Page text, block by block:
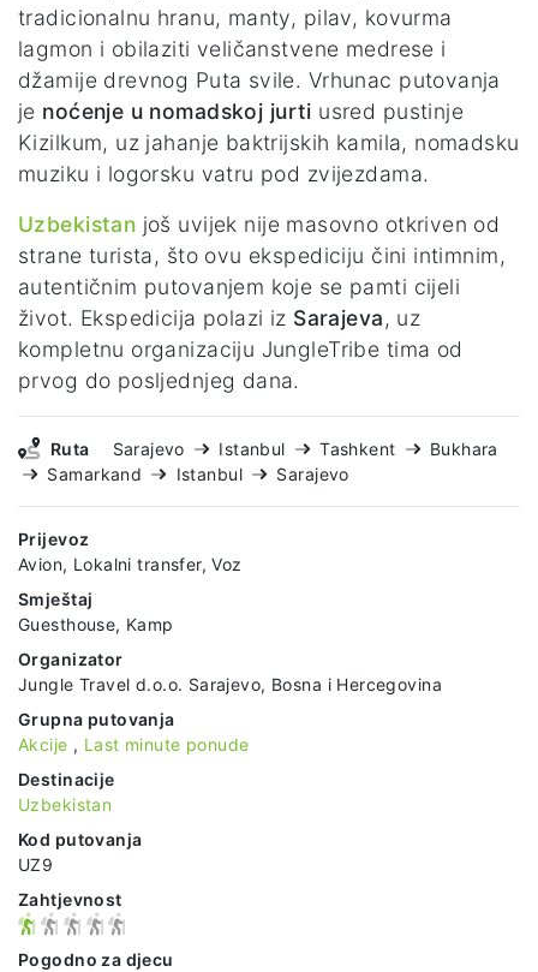
tradicionalnu hranu, manty, pilav, kovurma
lagmon i obilaziti veličanstvene medrese i
džamije drevnog Puta svile. Vrhunac putovanja
je noćenje u nomadskoj jurti usred pustinje
Kizilkum, uz jahanje baktrijskih kamila, nomadsku
muziku i logorsku vatru pod zvijezdama.
Uzbekistan još uvijek nije masovno otkriven od
strane turista, što ovu ekspediciju čini intimnim,
autentičnim putovanjem koje se pamti cijeli
život. Ekspedicija polazi iz Sarajeva, uz
kompletnu organizaciju JungleTribe tima od
prvog do posljednjeg dana.
Ruta Sarajevo Istanbul Tashkent
Bukhara
Samarkand
Istanbul Sarajevo
Prijevoz
Avion, Lokalni transfer, Voz
Smještaj
Guesthouse, Kamp
Organizator
Jungle Travel d.o.o. Sarajevo, Bosna i Hercegovina
Grupna putovanja
Akcije , Last minute ponude
Destinacije
Uzbekistan
Kod putovanja
UZ9
Zahtjevnost
Pogodno za djecu